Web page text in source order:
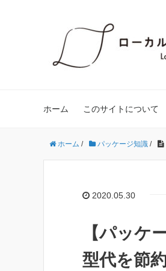
ホーム このサイトについて
ホーム / パッケージ知識 /
2020.05.30
【パッケ
型代を節約